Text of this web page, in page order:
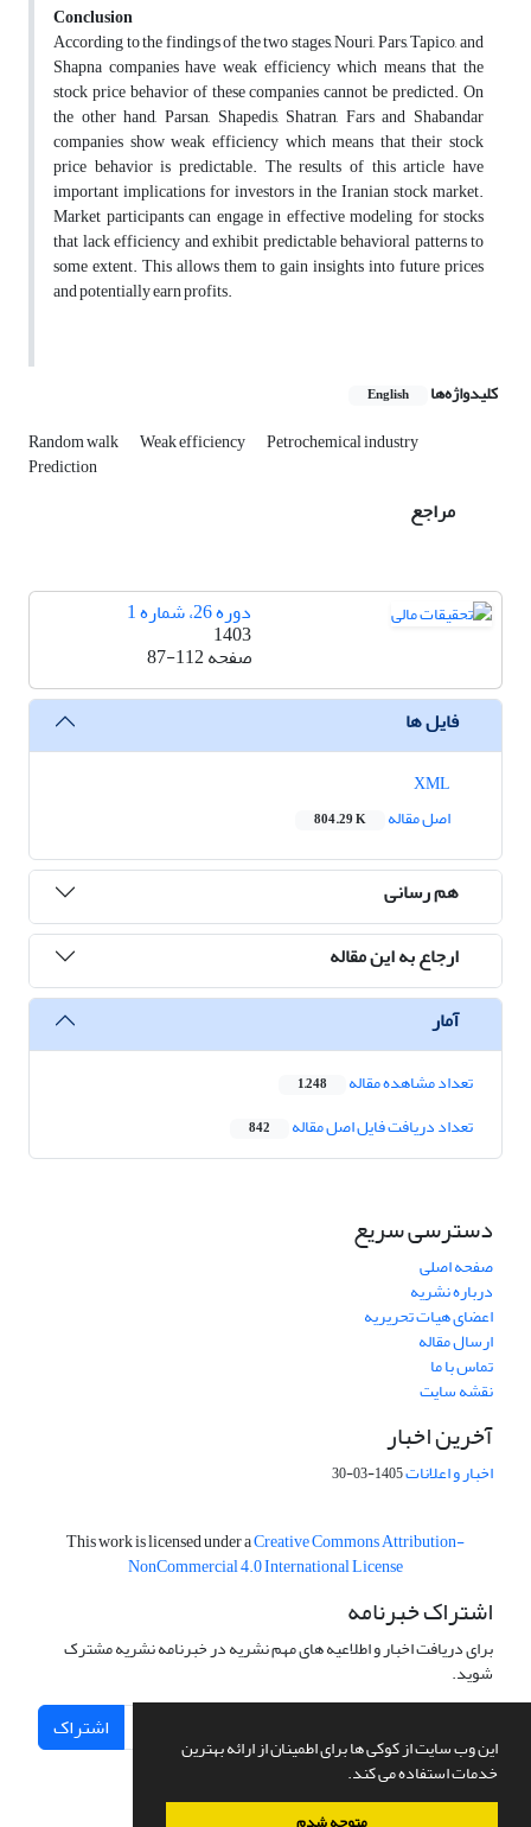
این وب سایت از کوکی ها برای اطمینان از ارائه بهترین
خدمات استفاده می کند.
Conclusion
According to the findings of the two stages, Nouri, Pars, Tapico, and
Shapna companies have weak efficiency which means that the
stock price behavior of these companies cannot be predicted. On
the other hand, Parsan, Shapedis, Shatran, Fars and Shabandar
companies show weak efficiency which means that their stock
price behavior is predictable. The results of this article have
important implications for investors in the Iranian stock market.
Market participants can engage in effective modeling for stocks
that lack efficiency and exhibit predictable behavioral patterns to
some extent. This allows them to gain insights into future prices
and potentially earn profits.
کلیدواژه‌ها English
Random walk Weak efficiency Petrochemical industry
Prediction
مراجع
دوره 26، شماره 1
1403
صفحه87-112
فایل ها
اصل مقاله
804.29 K
هم رسانی
ارجاع به این مقاله
آمار
تعداد مشاهده مقاله 1,248
تعداد دریافت فایل اصل مقاله 842
دسترسی سریع
صفحه اصلی
درباره نشریه
اعضای هیات تحریریه
ارسال مقاله
تماس با ما
نقشه سایت
آخرین اخبار
اخبار و اعلانات1405-03-30
This work is licensed under aCreative Commons Attribution-
NonCommercial 4.0 International License
اشتراک خبرنامه
برای دریافت اخبار و اطلاعیه های مهم نشریه در خبرنامه نشریه مشترک
شوید.
اشتراک